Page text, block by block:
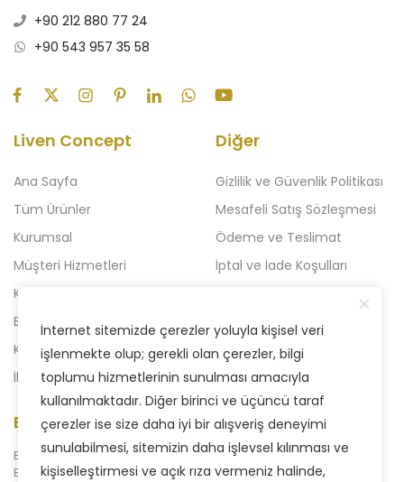
+90 212 880 77 24
+90 543 957 35 58
Liven Concept
Ana Sayfa
Tüm Ürünler
Kurumsal
Müşteri Hizmetleri
Kampanyalı Ürünler
Blog
Kataloglar
İletişim
Diğer
Gizlilik ve Güvenlik Politikası
Mesafeli Satış Sözleşmesi
Ödeme ve Teslimat
İptal ve İade Koşulları
Liven 2'li Kampanyalar
Yeni Kampanya
E-Bülten Aboneliği
Bizden haberdar olmak için
E-Bülten sistemimize abone olabilirsiniz.
İnternet sitemizde çerezler yoluyla kişisel veri
işlenmekte olup; gerekli olan çerezler, bilgi
toplumu hizmetlerinin sunulması amacıyla
kullanılmaktadır. Diğer birinci ve üçüncü taraf
çerezler ise size daha iyi bir alışveriş deneyimi
sunulabilmesi, sitemizin daha işlevsel kılınması ve
kişiselleştirmesi ve açık rıza vermeniz halinde,